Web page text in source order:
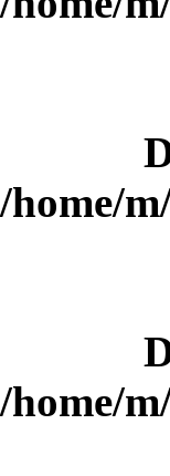
/home/
/home/